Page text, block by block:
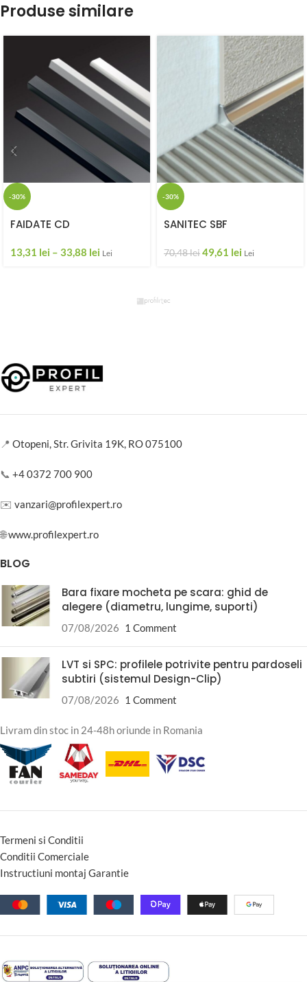
Produse similare
-30%
FAIDATE CD
13,31 lei – 33,88 lei Lei
-30%
SANITEC SBF
70,48lei49,61 lei Lei
📍 Otopeni, Str. Grivita 19K, RO 075100
📞 +4 0372 700 900
✉️ vanzari@profilexpert.ro
🌐www.profilexpert.ro
BLOG
Bara fixare mocheta pe scara: ghid de
alegere (diametru, lungime, suporti)
07/08/2026 1 Comment
LVT si SPC: profilele potrivite pentru pardoseli
subtiri (sistemul Design-Clip)
07/08/2026 1 Comment
Livram din stoc in 24-48h oriunde in Romania
Termeni si Conditii
Conditii Comerciale
Instructiuni montaj Garantie